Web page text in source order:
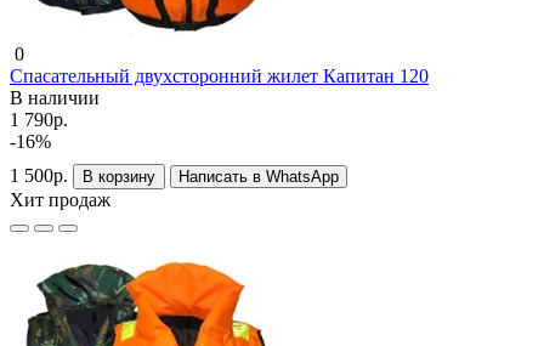
0
Спасательный двухсторонний жилет Капитан 120
В наличии
1 790р.
-16%
1 500р.
В корзину Написать в WhatsApp
Хит продаж